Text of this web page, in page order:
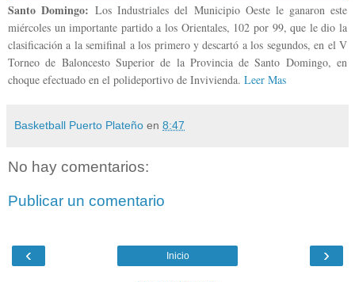
Santo Domingo: Los Industriales del Municipio Oeste le ganaron este
miércoles un importante partido a los Orientales, 102 por 99, que le dio la
clasificación a la semifinal a los primero y descartó a los segundos, en el V
Torneo de Baloncesto Superior de la Provincia de Santo Domingo, en
choque efectuado en el polideportivo de Invivienda. Leer Mas
Basketball Puerto Plateño en 8:47
No hay comentarios:
Publicar un comentario
‹ ›
Inicio